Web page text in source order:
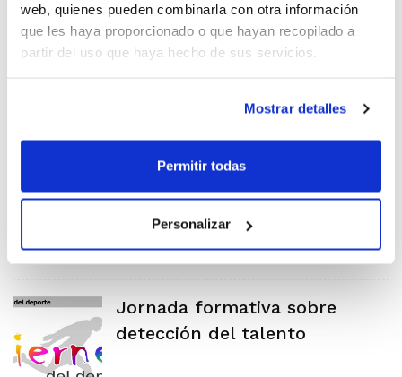
web, quienes pueden combinarla con otra información
que les haya proporcionado o que hayan recopilado a
partir del uso que haya hecho de sus servicios.
Mostrar detalles
Permitir todas
Personalizar
Las entidades deportivas y las
redes sociales
Curso: La práctica deportiva
desde la intuición
Jornada formativa sobre
detección del talento